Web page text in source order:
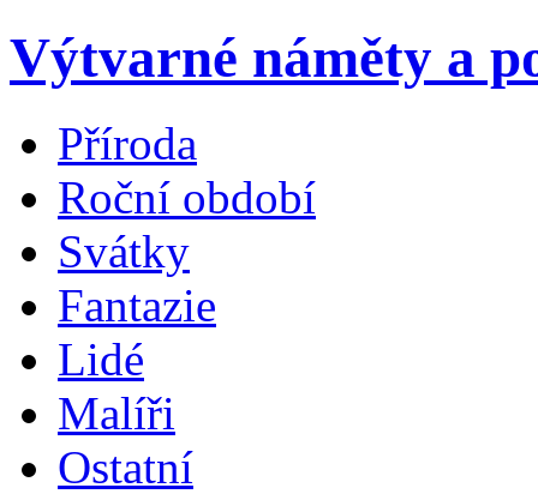
Výtvarné náměty a
Příroda
Roční období
Svátky
Fantazie
Lidé
Malíři
Ostatní